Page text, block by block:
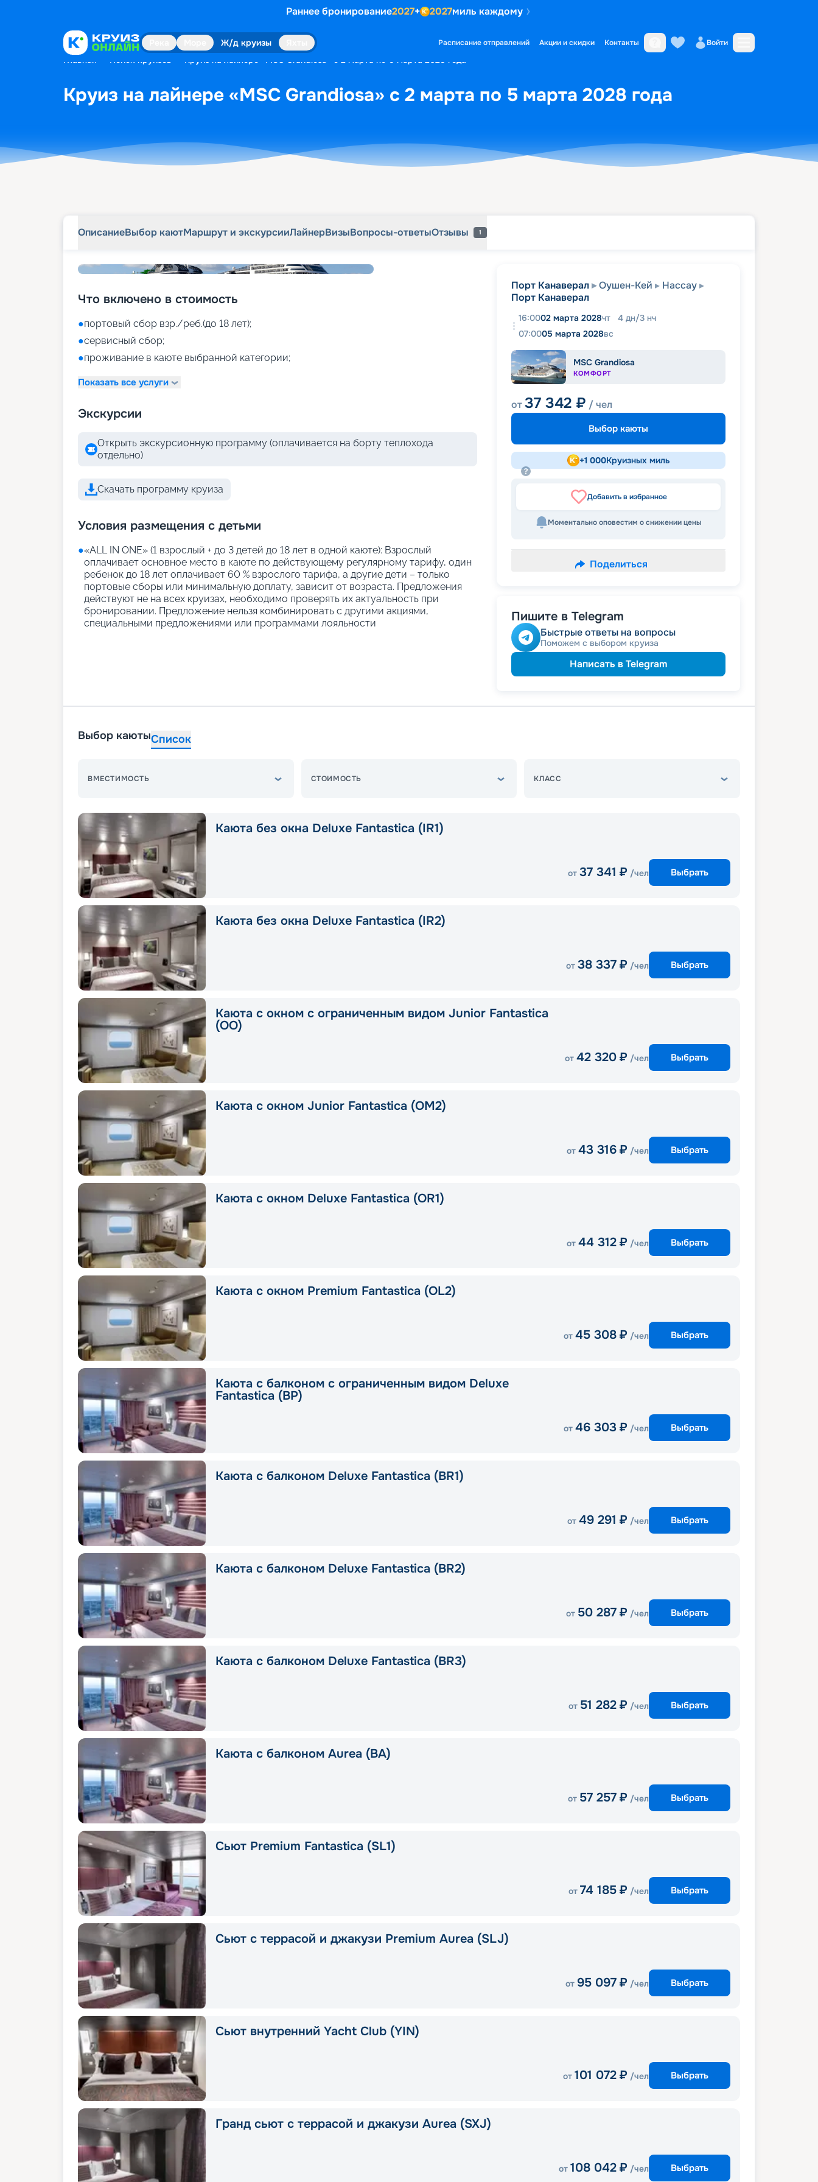
Раннее бронирование2027+ 2027миль каждому
Ж/д круизы Расписание отправлений Акции и скидки Контакты Войти
Главная Поиск круизов Круиз на лайнере «MSC Grandiosa» с 2 марта по 5 марта 2028 года
Круиз на лайнере «MSC Grandiosa» с 2 марта по 5 марта 2028 года
ОписаниеВыбор каютМаршрут и экскурсииЛайнерВизыВопросы-ответыОтзывы 1
Что включено в стоимость
●портовый сбор взр./реб.(до 18 лет);
●сервисный сбор;
●проживание в каюте выбранной категории;
Показать все услуги
Экскурсии
Открыть экскурсионную программу (оплачивается на борту теплохода
отдельно)
Скачать программу круиза
Условия размещения с детьми
●«АLL IN ONE» (1 взрослый + до 3 детей до 18 лет в одной каюте): Взрослый
оплачивает основное место в каюте по действующему регулярному тарифу, один
ребенок до 18 лет оплачивает 60 % взрослого тарифа, а другие дети – только
портовые сборы или минимальную доплату, зависит от возраста. Предложения
действуют не на всех круизах, необходимо проверять их актуальность при
бронировании. Предложение нельзя комбинировать с другими акциями,
специальными предложениями или программами лояльности
Порт Канаверал Оушен-Кей
Нассау
Порт Канаверал
16:0002 марта 2028чт 4 дн/3 нч
07:0005 марта 2028вс
MSC Grandiosa
КОМФОРТ
от37 342 ₽ / чел
Выбор каюты
+1 000Круизных миль
Добавить в избранное
Моментально оповестим о снижении цены
Поделиться
Пишите в Telegram
Быстрые ответы на вопросы
Поможем с выбором круиза
Написать в Telegram
Выбор каютыСписок
ВМЕСТИМОСТЬ СТОИМОСТЬ КЛАСС
Каюта без окна Deluxe Fantastica (IR1)
от 37 341 ₽ /чел Выбрать
Каюта без окна Deluxe Fantastica (IR2)
от 38 337 ₽ /чел Выбрать
Каюта с окном с ограниченным видом Junior Fantastica
(OO)
от 42 320 ₽ /чел Выбрать
Каюта с окном Junior Fantastica (OM2)
от 43 316 ₽ /чел Выбрать
Каюта с окном Deluxe Fantastica (OR1)
от 44 312 ₽ /чел Выбрать
Каюта с окном Premium Fantastica (OL2)
от 45 308 ₽ /чел Выбрать
Каюта с балконом с ограниченным видом Deluxe
Fantastica (BP)
от 46 303 ₽ /чел Выбрать
Каюта с балконом Deluxe Fantastica (BR1)
от 49 291 ₽ /чел Выбрать
Каюта с балконом Deluxe Fantastica (BR2)
от 50 287 ₽ /чел Выбрать
Каюта с балконом Deluxe Fantastica (BR3)
от 51 282 ₽ /чел Выбрать
Каюта с балконом Aurea (BA)
от 57 257 ₽ /чел Выбрать
Сьют Premium Fantastica (SL1)
от 74 185 ₽ /чел Выбрать
Сьют с террасой и джакузи Premium Aurea (SLJ)
от 95 097 ₽ /чел Выбрать
Сьют внутренний Yacht Club (YIN)
от 101 072 ₽ /чел Выбрать
Гранд сьют с террасой и джакузи Aurea (SXJ)
от 108 042 ₽ /чел Выбрать